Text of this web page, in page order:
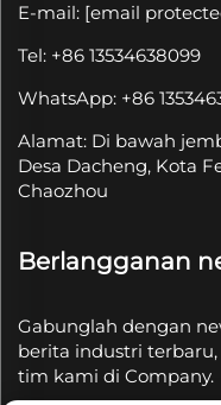
E-mail: [email
Tel: +86 13534638099
WhatsApp: +86
Alamat: Di bawah
Desa Dacheng, Kota
Chaozhou
Berlangganan
Gabunglah dengan
berita industri
tim kami di Company.